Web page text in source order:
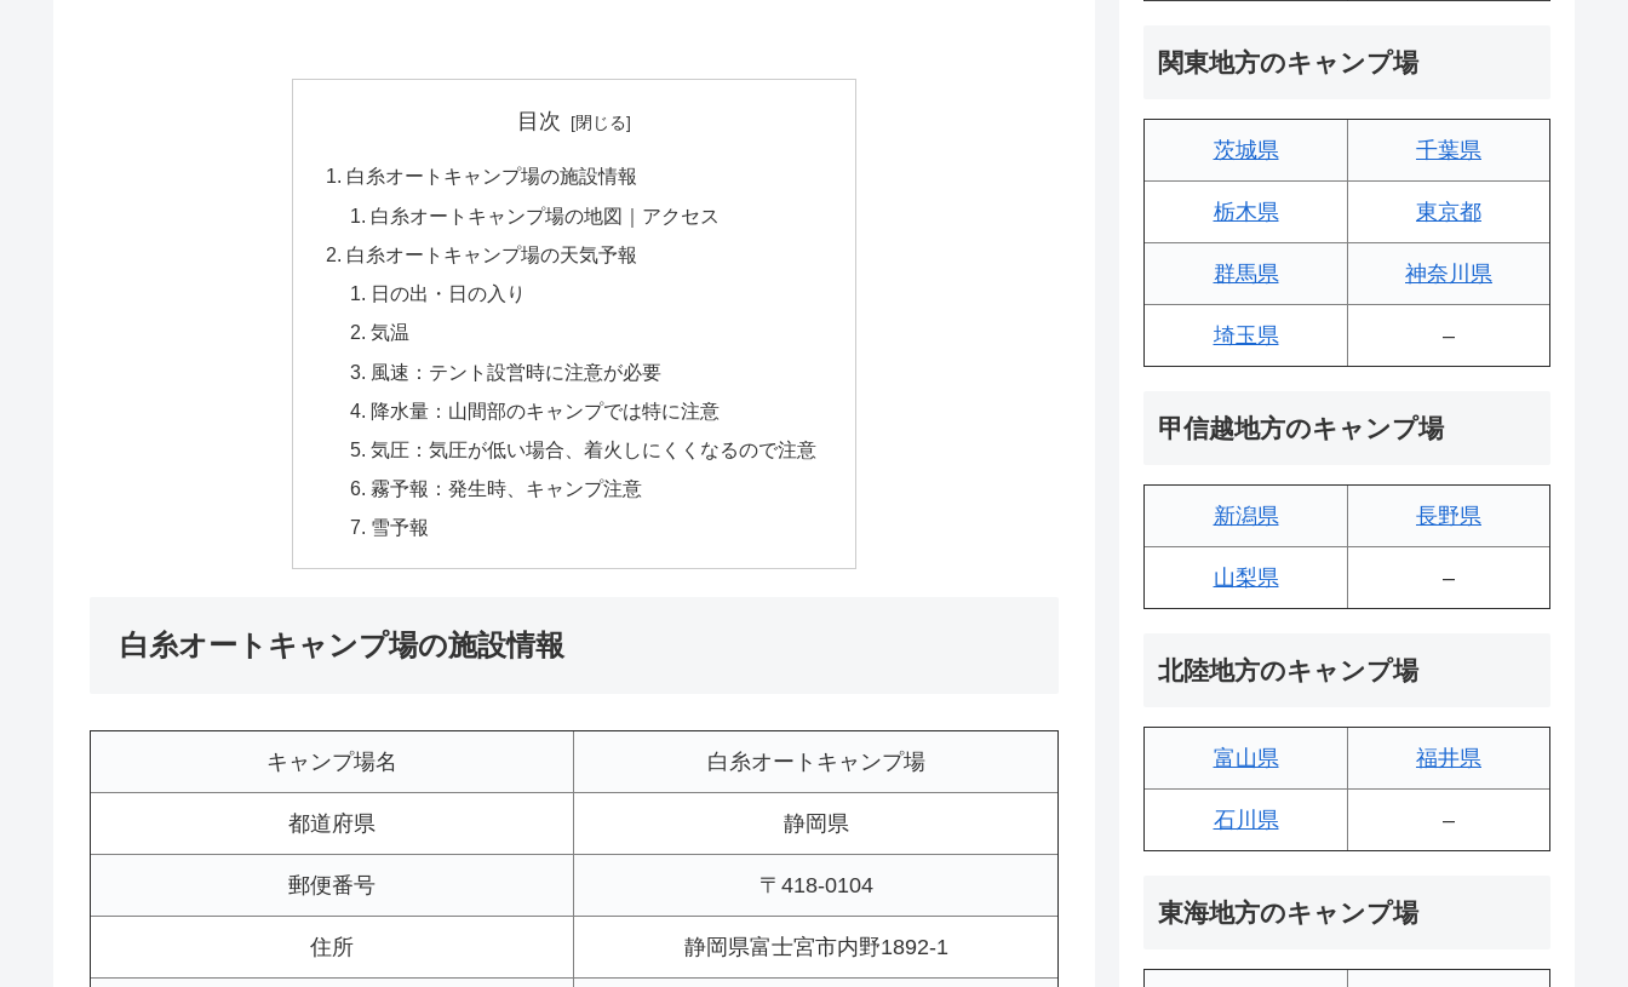
目次
白糸オートキャンプ場の施設情報
白糸オートキャンプ場の地図｜アクセス
白糸オートキャンプ場の天気予報
日の出・日の入り
気温
風速：テント設営時に注意が必要
降水量：山間部のキャンプでは特に注意
気圧：気圧が低い場合、着火しにくくなるので注意
霧予報：発生時、キャンプ注意
雪予報
白糸オートキャンプ場の施設情報
キャンプ場名 白糸オートキャンプ場
都道府県 静岡県
郵便番号 〒418-0104
住所 静岡県富士宮市内野1892-1
関東地方のキャンプ場
茨城県 千葉県
栃木県 東京都
群馬県 神奈川県
埼玉県 –
甲信越地方のキャンプ場
新潟県 長野県
山梨県 –
北陸地方のキャンプ場
富山県 福井県
石川県 –
東海地方のキャンプ場